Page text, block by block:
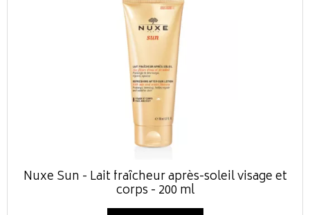
Nuxe Sun - Lait fraîcheur après-soleil visage et
corps - 200 ml